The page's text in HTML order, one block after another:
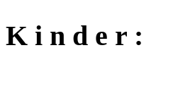
K i n d e r :